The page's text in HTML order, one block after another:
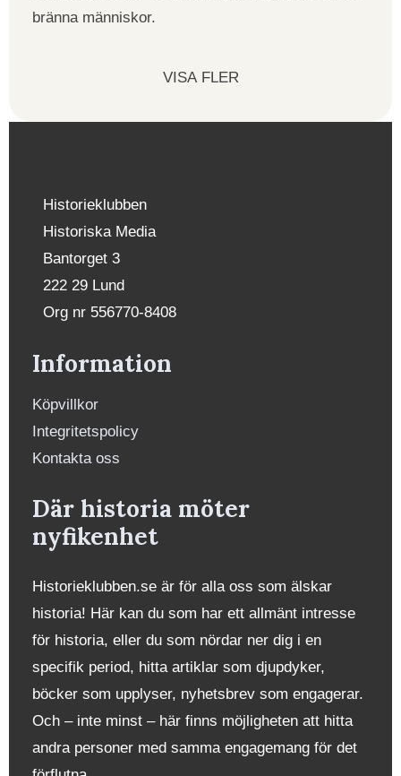
bränna människor.
VISA FLER
Historieklubben
Historiska Media
Bantorget 3
222 29 Lund
Org nr 556770-8408
Information
Köpvillkor
Integritetspolicy
Kontakta oss
Där historia möter
nyfikenhet
Historieklubben.se är för alla oss som älskar
historia! Här kan du som har ett allmänt intresse
för historia, eller du som nördar ner dig i en
specifik period, hitta artiklar som djupdyker,
böcker som upplyser, nyhetsbrev som engagerar.
Och – inte minst – här finns möjligheten att hitta
andra personer med samma engagemang för det